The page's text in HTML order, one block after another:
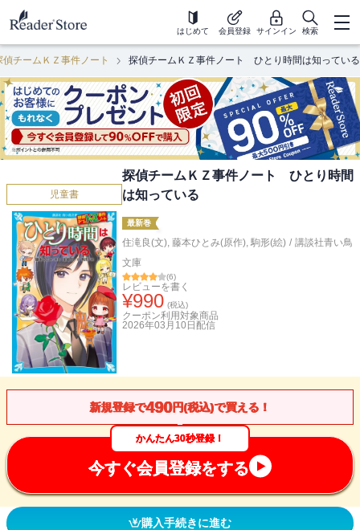
はじめて 会員登録 サインイン 検索
偵チームＫＺ事件ノート 探偵チームＫＺ事件ノート ひとり時間は知っている
児童書
探偵チームＫＺ事件ノート ひとり時間
は知っている
最新巻
住滝良(文), 藤本ひとみ(原作), 駒形(絵) / 講談社青い鳥
文庫
(6)
レビューを書く
¥990 (税込)
クーポン利用対象商品
2026年03月10日 配信
新規登録で490円(税込)で買える！
かんたん30秒登録！
今すぐ会員登録をする
購入手続きに進む